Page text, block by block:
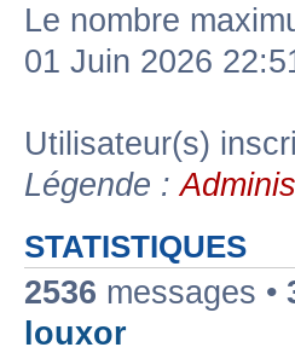
Le nombre
01 Juin 2026
Utilisateur(s)
Légende :
STATISTIQUES
2536 messages •
louxor